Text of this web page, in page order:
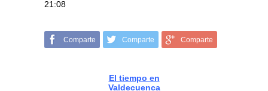
21:08
Comparte Comparte Comparte
El tiempo en
Valdecuenca